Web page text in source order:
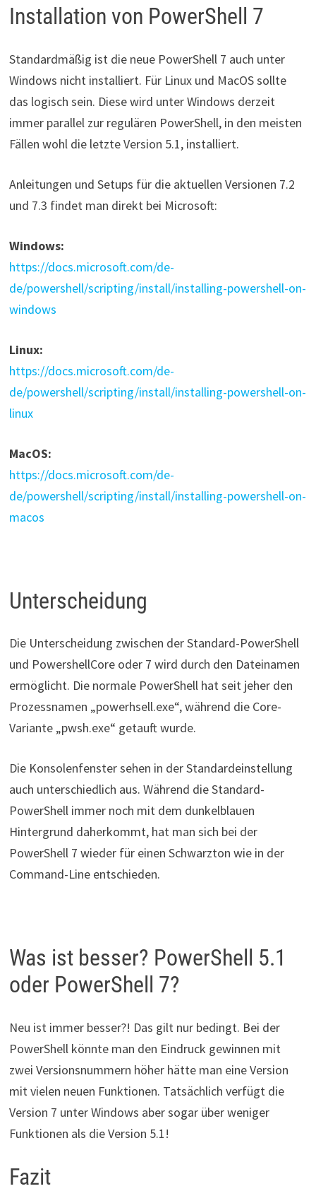
Installation von PowerShell 7
Standardmäßig ist die neue PowerShell 7 auch unter
Windows nicht installiert. Für Linux und MacOS sollte
das logisch sein. Diese wird unter Windows derzeit
immer parallel zur regulären PowerShell, in den meisten
Fällen wohl die letzte Version 5.1, installiert.
Anleitungen und Setups für die aktuellen Versionen 7.2
und 7.3 findet man direkt bei Microsoft:
Windows:
https://docs.microsoft.com/de-
de/powershell/scripting/install/installing-powershell-on-
windows
Linux:
https://docs.microsoft.com/de-
de/powershell/scripting/install/installing-powershell-on-
linux
MacOS:
https://docs.microsoft.com/de-
de/powershell/scripting/install/installing-powershell-on-
macos
Unterscheidung
Die Unterscheidung zwischen der Standard-PowerShell
und PowershellCore oder 7 wird durch den Dateinamen
ermöglicht. Die normale PowerShell hat seit jeher den
Prozessnamen „powerhsell.exe“, während die Core-
Variante „pwsh.exe“ getauft wurde.
Die Konsolenfenster sehen in der Standardeinstellung
auch unterschiedlich aus. Während die Standard-
PowerShell immer noch mit dem dunkelblauen
Hintergrund daherkommt, hat man sich bei der
PowerShell 7 wieder für einen Schwarzton wie in der
Command-Line entschieden.
Was ist besser? PowerShell 5.1
oder PowerShell 7?
Neu ist immer besser?! Das gilt nur bedingt. Bei der
PowerShell könnte man den Eindruck gewinnen mit
zwei Versionsnummern höher hätte man eine Version
mit vielen neuen Funktionen. Tatsächlich verfügt die
Version 7 unter Windows aber sogar über weniger
Funktionen als die Version 5.1!
Fazit